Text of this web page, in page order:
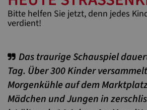
Bitte helfen Sie jetzt, denn jedes
verdient!
Das traurige Schauspiel
Tag. Über 300 Kinder
Morgenkühle auf dem
Mädchen und Jungen in